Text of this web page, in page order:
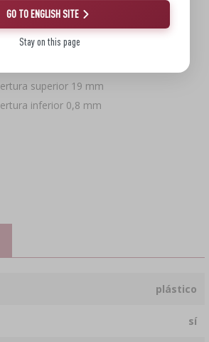
superior 19 mm
inferior 0,8 mm
plástico
sí
GO TO ENGLISH SITE
Stay on this page